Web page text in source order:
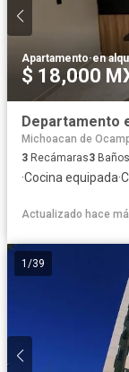
Apartamento·en
$ 18,000
Michoacan de
3 Recámaras3 Baños
·Cocina equipada·
Actualizado hace
1 /39